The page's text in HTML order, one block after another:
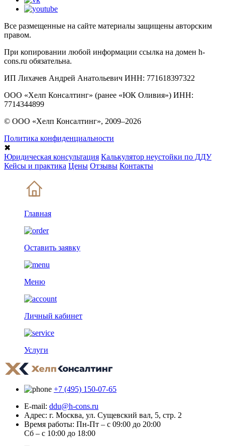
Все размещенные на сайте материалы защищены авторским
правом.
При копировании любой информации ссылка на домен h-
cons.ru обязательна.
ИП Лихачев Андрей Анатольевич ИНН: 771618397322
ООО «Хелп Консалтинг» (ранее «ЮК Оливия») ИНН:
7714344899
© ООО «Хелп Консалтинг», 2009–2026
Политика конфиденциальности
✖
Юридическая консультация Калькулятор неустойки по ДДУ
Кейсы и практика Цены Отзывы Контакты
Главная
Оставить заявку
Меню
Личный кабинет
Услуги
+7 (495) 150-07-65
E-mail: ddu@h-cons.ru
Адрес: г. Москва, ул. Сущевский вал, 5, стр. 2
Время работы: Пн-Пт – с 09:00 до 20:00
Сб – с 10:00 до 18:00